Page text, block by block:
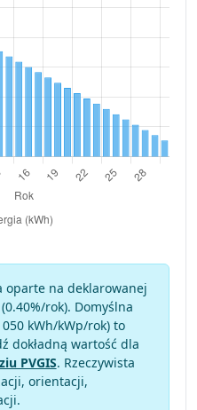
oparte na deklarowanej
0.40%/rok). Domyślna
kWh/kWp/rok) to
dokładną wartość dla
PVGIS. Rzeczywista
orientacji,